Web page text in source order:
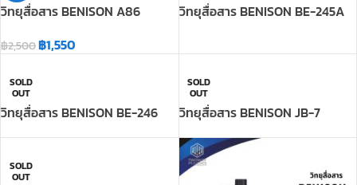
วิทยุสื่อสาร BENISON A86
฿2,500฿1,550
วิทยุสื่อสาร BENISON BE-245A
SOLD
OUT
วิทยุสื่อสาร BENISON BE-246
SOLD
OUT
วิทยุสื่อสาร BENISON JB-7
SOLD
OUT